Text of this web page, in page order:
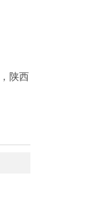
， 陕西